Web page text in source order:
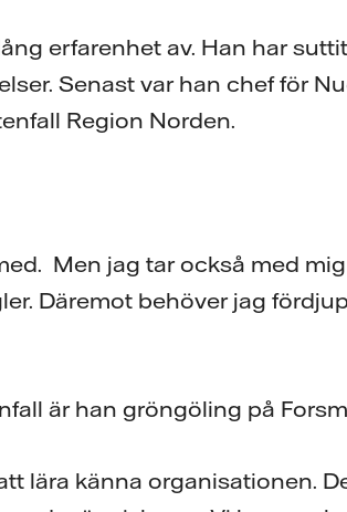
erfarenhet av. Han har
Senast var han chef för
Region Norden.
Men jag tar också med
Däremot behöver jag
är han gröngöling på
lära känna organisationen.